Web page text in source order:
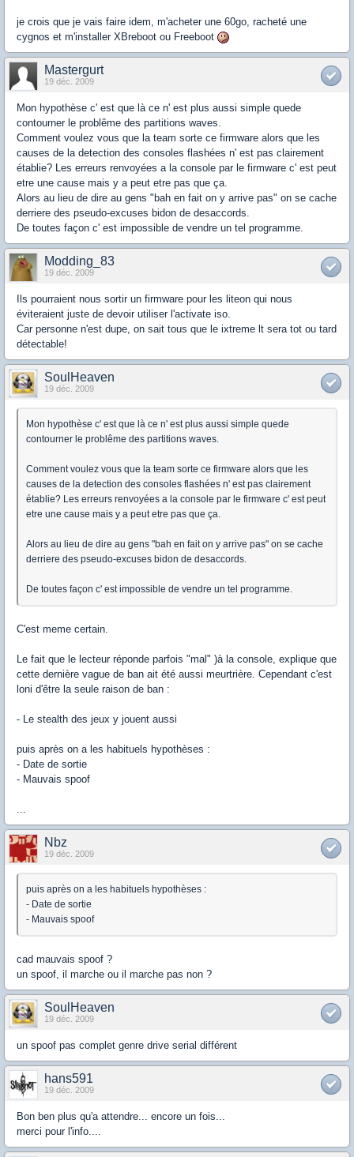
je crois que je vais faire idem, m'acheter une 60go, racheté une
cygnos et m'installer XBreboot ou Freeboot
Mastergurt
19 déc. 2009
Mon hypothèse c' est que là ce n' est plus aussi simple quede
contourner le problême des partitions waves.
Comment voulez vous que la team sorte ce firmware alors que les
causes de la detection des consoles flashées n' est pas clairement
établie? Les erreurs renvoyées a la console par le firmware c' est peut
etre une cause mais y a peut etre pas que ça.
Alors au lieu de dire au gens "bah en fait on y arrive pas" on se cache
derriere des pseudo-excuses bidon de desaccords.
De toutes façon c' est impossible de vendre un tel programme.
Modding_83
19 déc. 2009
Ils pourraient nous sortir un firmware pour les liteon qui nous
éviteraient juste de devoir utiliser l'activate iso.
Car personne n'est dupe, on sait tous que le ixtreme lt sera tot ou tard
détectable!
SoulHeaven
19 déc. 2009
Mon hypothèse c' est que là ce n' est plus aussi simple quede
contourner le problême des partitions waves.
Comment voulez vous que la team sorte ce firmware alors que les
causes de la detection des consoles flashées n' est pas clairement
établie? Les erreurs renvoyées a la console par le firmware c' est peut
etre une cause mais y a peut etre pas que ça.
Alors au lieu de dire au gens "bah en fait on y arrive pas" on se cache
derriere des pseudo-excuses bidon de desaccords.
De toutes façon c' est impossible de vendre un tel programme.
C'est meme certain.
Le fait que le lecteur réponde parfois "mal" )à la console, explique que
cette dernière vague de ban ait été aussi meurtrière. Cependant c'est
loni d'être la seule raison de ban :
- Le stealth des jeux y jouent aussi
puis après on a les habituels hypothèses :
- Date de sortie
- Mauvais spoof
...
Nbz
19 déc. 2009
puis après on a les habituels hypothèses :
- Date de sortie
- Mauvais spoof
cad mauvais spoof ?
un spoof, il marche ou il marche pas non ?
SoulHeaven
19 déc. 2009
un spoof pas complet genre drive serial différent
hans591
19 déc. 2009
Bon ben plus qu'a attendre... encore un fois...
merci pour l'info....